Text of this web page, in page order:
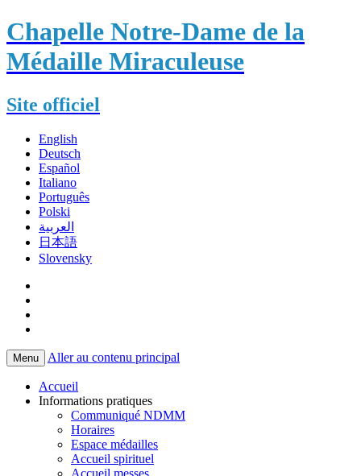
Chapelle Notre-Dame de la
Médaille Miraculeuse
Site officiel
English
Deutsch
Español
Italiano
Português
Polski
العربية
日本語
Slovensky
Menu Aller au contenu principal
Accueil
Informations pratiques
Communiqué NDMM
Horaires
Espace médailles
Accueil spirituel
Accueil messes